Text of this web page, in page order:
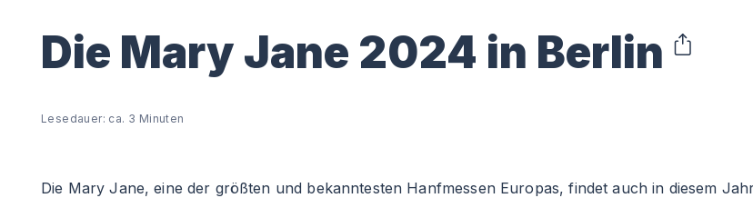
Die Mary Jane 2024 in Berlin
Lesedauer: ca. 3 Minuten
Die Mary Jane, eine der größten und bekanntesten Hanfmessen Europas, findet auch in diesem